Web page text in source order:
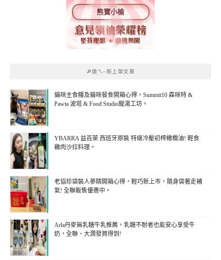
熊寶小榆
🔎燒ㄟ~新上架文章
貓咪主食糧及貓咪餐食開箱心得，Summit10 森咪特 &
Pawta 波塔 & Food Studio寵湯工坊。
YBARRA 益百萊 西班牙原裝 特級冷壓初榨橄欖油! 輕食
雞肉沙拉料理。
老協珍袋裝人蔘精開箱心得，輕巧新上市，隨身袋著走補
氣! 全聯販售優惠中。
Arla丹麥無乳糖牛乳推薦，乳糖不耐者也能安心享受牛
奶，全聯、大潤發買得到!